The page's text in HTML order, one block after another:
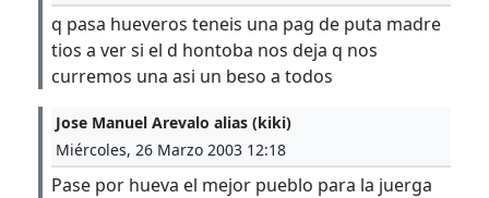
q pasa hueveros teneis una pag de puta madre
tios a ver si el d hontoba nos deja q nos
curremos una asi un beso a todos
Jose Manuel Arevalo alias (kiki)
Miércoles, 26 Marzo 2003 12:18
Pase por hueva el mejor pueblo para la juerga